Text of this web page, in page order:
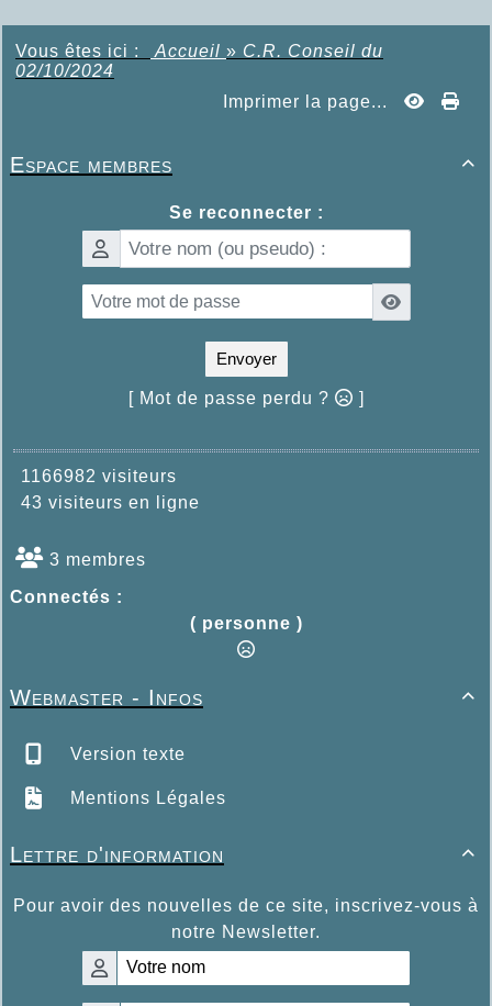
Vous êtes ici : Accueil » C.R. Conseil du
02/10/2024
Imprimer la page...

Espace membres
Se reconnecter :
Envoyer
[ Mot de passe perdu ? ]
1166982 visiteurs
43 visiteurs en ligne
3 membres
Connectés :
( personne )

Webmaster - Infos
Version texte
Mentions Légales

Lettre d'information
Pour avoir des nouvelles de ce site, inscrivez-vous à
notre Newsletter.